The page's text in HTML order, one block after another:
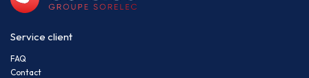
Service client
FAQ
Contact